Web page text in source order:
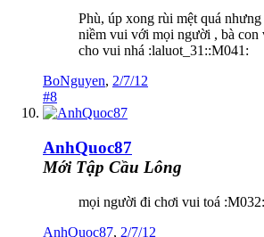
Phù, úp xong rùi mệt quá
niềm vui với mọi người , bà con
cho vui nhá :laluot_31::M041:
BoNguyen, 2/7/12
#8
AnhQuoc87
Mới Tập Cầu Lông
mọi người đi chơi vui toá :M032:
AnhQuoc87, 2/7/12